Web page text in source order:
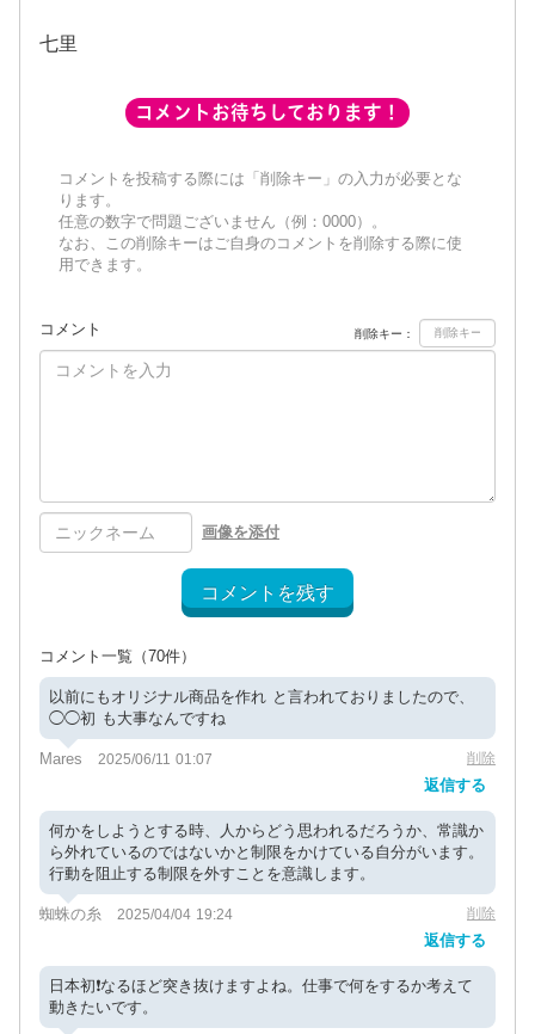
七里
コメントお待ちしております！
コメントを投稿する際には「削除キー」の入力が必要とな
ります。
任意の数字で問題ございません（例：0000）。
なお、この削除キーはご自身のコメントを削除する際に使
用できます。
コメント 削除キー：
画像を添付
コメントを残す
コメント一覧 （70件）
以前にもオリジナル商品を作れ と言われておりましたので、
◯◯初 も大事なんですね
Mares 2025/06/11 01:07 削除
返信する
何かをしようとする時、人からどう思われるだろうか、常識か
ら外れているのではないかと制限をかけている自分がいます。
行動を阻止する制限を外すことを意識します。
蜘蛛の糸 2025/04/04 19:24 削除
返信する
日本初❗️なるほど突き抜けますよね。仕事で何をするか考えて
動きたいです。